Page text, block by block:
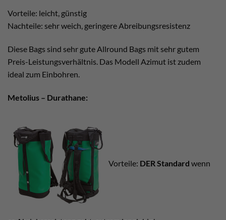
Vorteile: leicht, günstig
Nachteile: sehr weich, geringere Abreibungsresistenz
Diese Bags sind sehr gute Allround Bags mit sehr gutem
Preis-Leistungsverhältnis. Das Modell Azimut ist zudem
ideal zum Einbohren.
Metolius – Durathane:
Vorteile: DER Standard wenn